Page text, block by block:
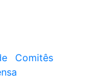
Comitês